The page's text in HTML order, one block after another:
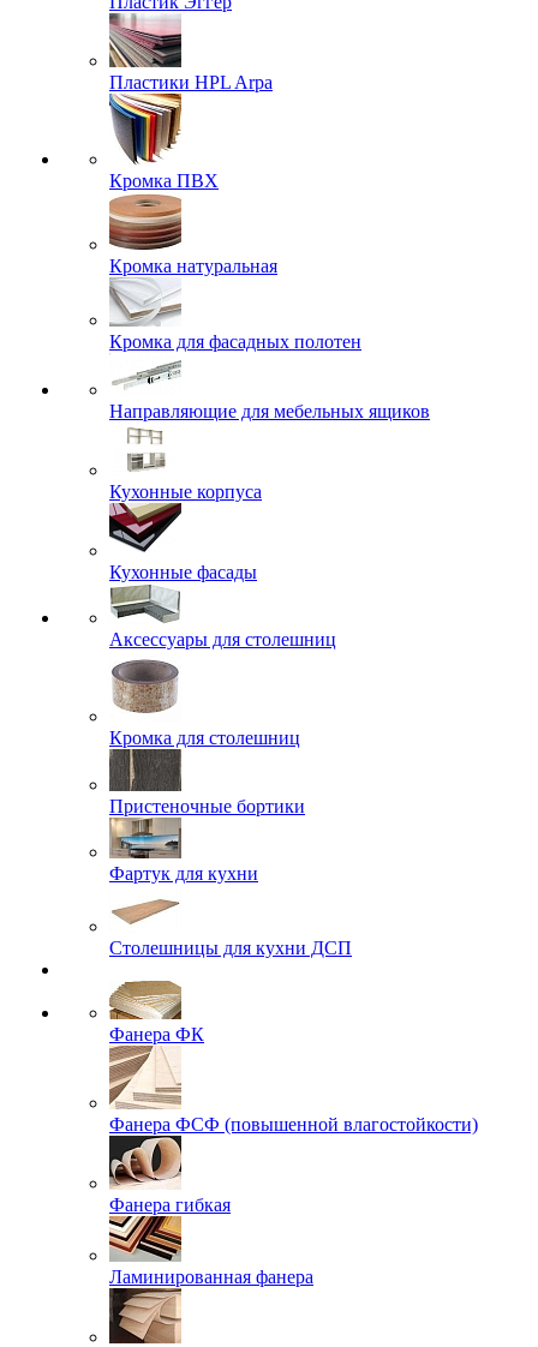
Пластики HPL Arpa
Кромка ПВХ
Кромка натуральная
Кромка для фасадных полотен
Направляющие для мебельных ящиков
Кухонные корпуса
Кухонные фасады
Аксессуары для столешниц
Кромка для столешниц
Пристеночные бортики
Фартук для кухни
Столешницы для кухни ДСП
Фанера ФК
Фанера ФСФ (повышенной влагостойкости)
Фанера гибкая
Ламинированная фанера